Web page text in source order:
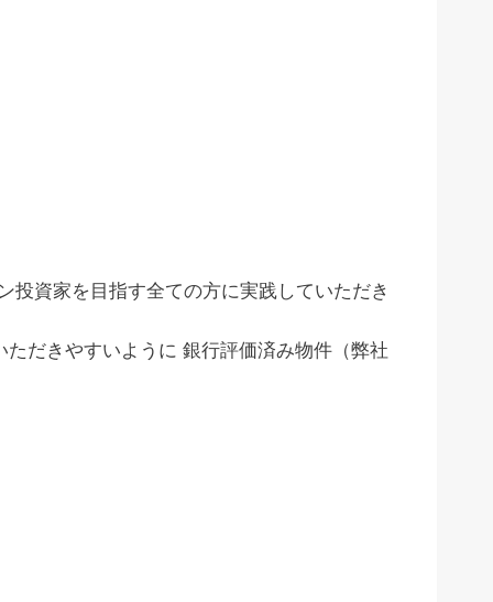
投資家を目指す全ての方に実践していただき
だきやすいように 銀行評価済み物件（弊社